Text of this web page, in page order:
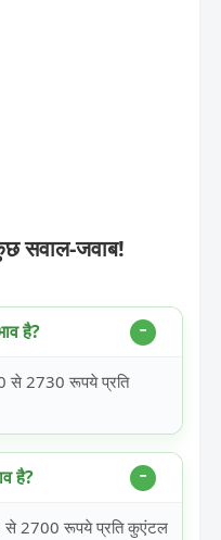
सवाल-जवाब!
है?
से 2730 रूपये प्रति
है?
से 2700 रूपये प्रति कुएंटल